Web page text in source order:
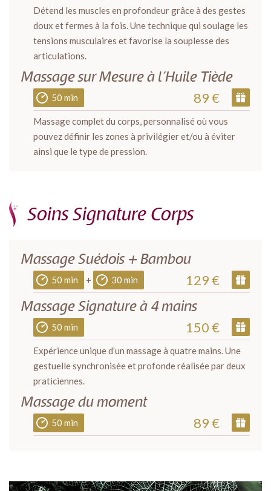
Détend les muscles en profondeur grâce à des gestes
doux et fermes à la fois. Une technique qui soulage les
tensions musculaires et favorise la souplesse des
articulations.
Massage sur Mesure à l’Huile Tiède
50 min 89 €
Massage complet du corps, personnalisé où vous
pouvez définir les zones à privilégier et/ou à éviter
ainsi que le type de pression.
Soins Signature Corps
Massage Suédois + Bambou
50 min + 30 min 129 €
Massage Signature à 4 mains
50 min 150 €
Expérience unique d’un massage à quatre mains. Une
gestuelle synchronisée et profonde réalisée par deux
praticiennes.
Massage du moment
50 min 89 €